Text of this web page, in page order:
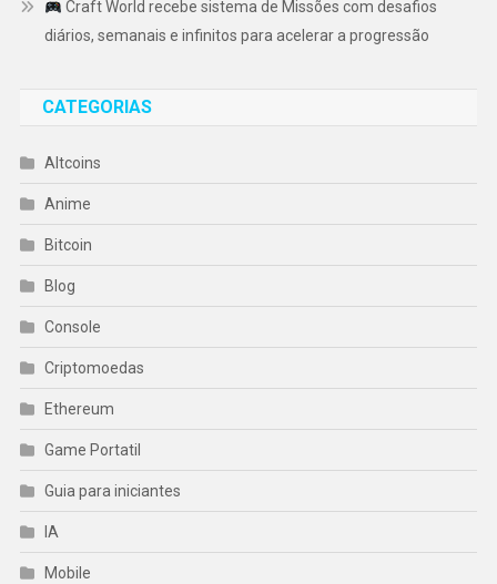
Craft World recebe sistema de Missões com desafios
diários, semanais e infinitos para acelerar a progressão
CATEGORIAS
Altcoins
Anime
Bitcoin
Blog
Console
Criptomoedas
Ethereum
Game Portatil
Guia para iniciantes
IA
Mobile